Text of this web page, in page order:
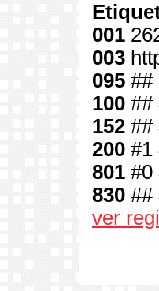
001
003
095 ##
100 ##
152 ##
200 #1
801 #0
830 ##
ver